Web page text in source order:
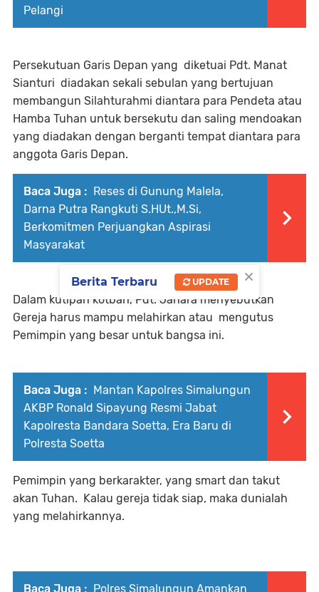
Pelangi
Persekutuan Garis Depan yang diketuai Pdt. Manat
Sianturi diadakan sekali sebulan yang bertujuan
membangun Silahturahmi diantara para Pendeta atau
Hamba Tuhan untuk bersekutu dan saling mendoakan
yang diadakan dengan berganti tempat diantara para
anggota Garis Depan.
Baca Juga : Reses di Gunung Malela,
Darna Putra Rangkuti S.HUt.,M.Si,
Berkomitmen Perjuangkan Aspirasi
Masyarakat
Dalam kutipan kotbah, Pdt. Jahara menyebutkan
Gereja harus mampu melahirkan atau mengutus
Pemimpin yang besar untuk bangsa ini.
Baca Juga : Mantan Kapolres Simalungun
AKBP Ronald Sipayung Resmi Jabat
Kapolresta Bandara Soetta, Era Baru di
Polresta Soetta
Pemimpin yang berkarakter, yang smart dan takut
akan Tuhan. Kalau gereja tidak siap, maka dunialah
yang melahirkannya.
Baca Juga : Polres Simalungun Amankan
×
Berita Terbaru UPDATE